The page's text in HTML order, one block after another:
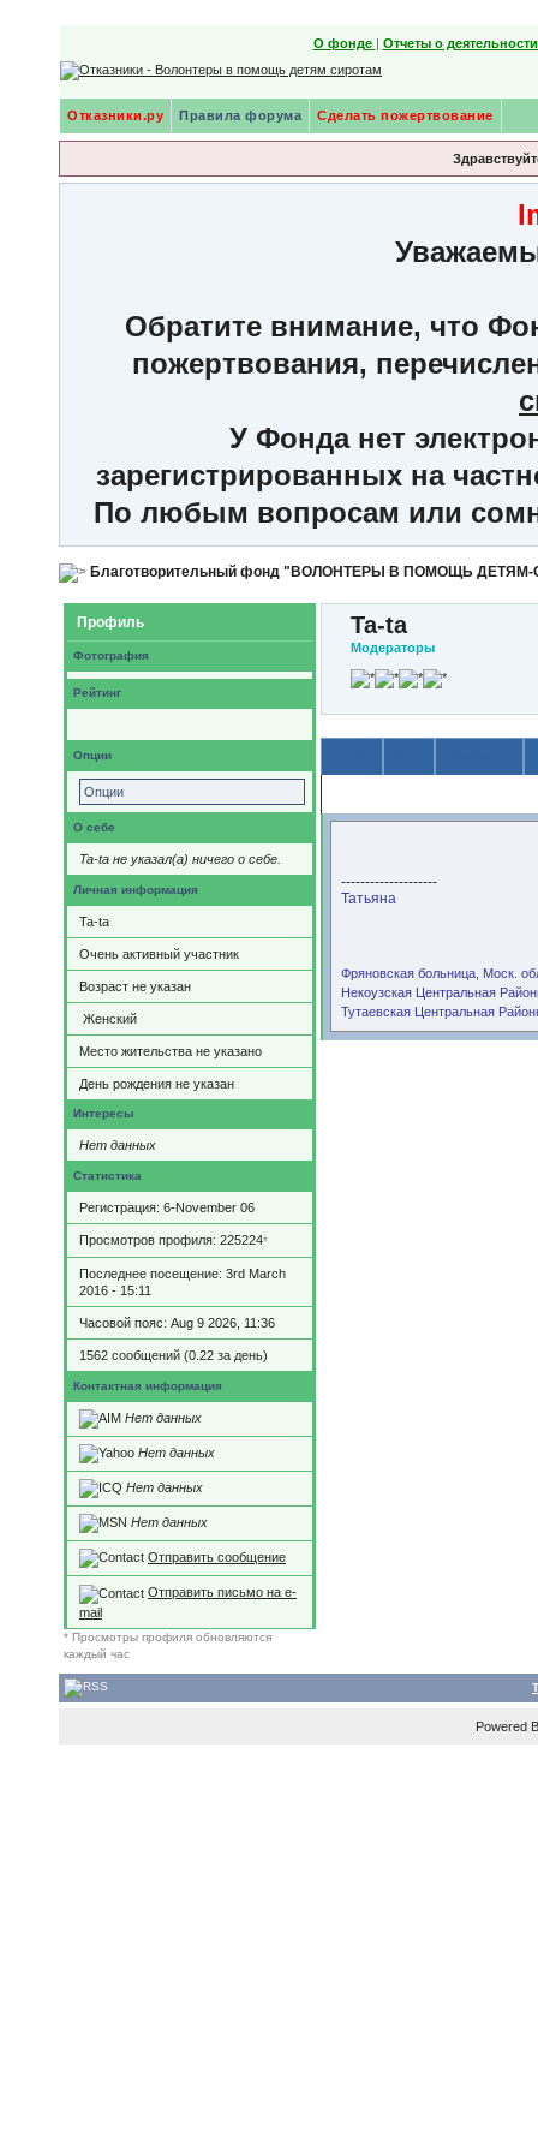
О фонде | Отчеты о
Отказники.ру Правила форума Сделать пожертвование
Обратите внимание, что
пожертвования,
У Фонда нет
зарегистрированных на
По любым вопросам или
Благотворительный фонд "ВОЛОНТЕРЫ В ПОМОЩЬ
Профиль
Фотография
Рейтинг
Опции
Опции
О себе
Ta-ta не указал(а) ничего о себе.
Личная информация
Ta-ta
Очень активный участник
Возраст не указан
Женский
Место жительства не указано
День рождения не указан
Интересы
Нет данных
Статистика
Регистрация: 6-November 06
Просмотров профиля: 225224*
Последнее посещение: 3rd March
2016 - 15:11
Часовой пояс: Aug 9 2026, 11:36
1562 сообщений (0.22 за день)
Контактная информация
Нет данных
Нет данных
Нет данных
Нет данных
Отправить сообщение
Отправить письмо на e-
mail
* Просмотры профиля обновляются
каждый час
Ta-ta
Модераторы
--------------------
Татьяна
Фряновская больница, Моск.
Некоузская Центральная
Тутаевская Центральная
Powered